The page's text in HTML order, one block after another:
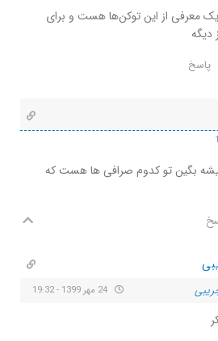
معرفی از این توکن‌ها هست و برای
دیگه
پاسخ
بگین تو کدوم صرافی ها هست که